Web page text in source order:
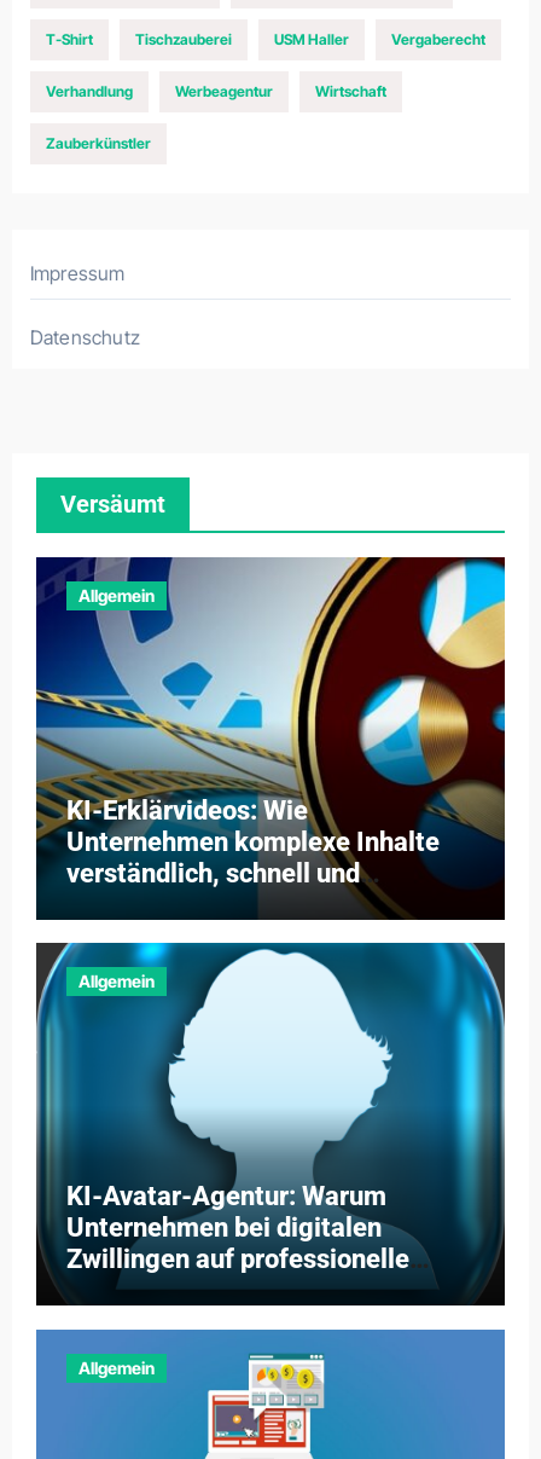
T-Shirt Tischzauberei USM Haller Vergaberecht
Verhandlung Werbeagentur Wirtschaft
Zauberkünstler
Impressum
Datenschutz
Versäumt
Allgemein
KI-Erklärvideos: Wie
Unternehmen komplexe Inhalte
verständlich, schnell und
kosteneffizient vermitteln
Allgemein
KI-Avatar-Agentur: Warum
Unternehmen bei digitalen
Zwillingen auf professionelle
Partner setzen
Allgemein